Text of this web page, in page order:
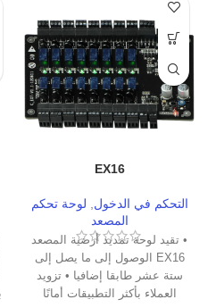
EX16
التحكم في الدخول
لوحة تحكم
المصعد
• تقيد لوحة تمديد أرضية المصعد
EX16 الوصول إلى ما يصل إلى
ستة عشر طابقا إضافيا • تزويد
العملاء بأكثر التطبيقات أمانًا